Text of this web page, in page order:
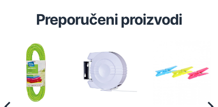
Preporučeni proizvodi